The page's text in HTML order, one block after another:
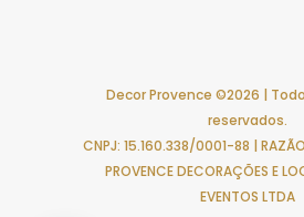
Decor Provence ©2026 |
reservados.
CNPJ: 15.160.338/0001-88 |
PROVENCE DECORAÇÕES E
EVENTOS LTDA